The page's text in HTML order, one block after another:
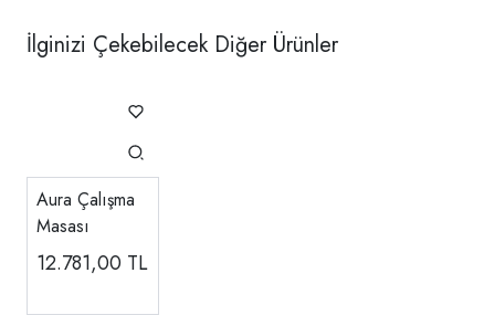
İlginizi Çekebilecek Diğer Ürünler
Aura Çalışma
Masası
12.781,00 TL